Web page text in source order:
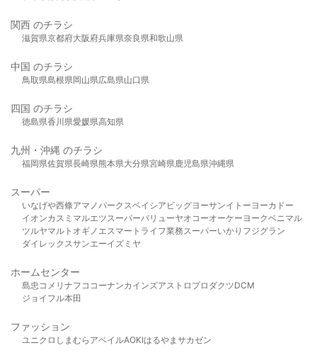
関西 のチラシ
滋賀県京都府大阪府兵庫県奈良県和歌山県
中国 のチラシ
鳥取県島根県岡山県広島県山口県
四国 のチラシ
徳島県香川県愛媛県高知県
九州・沖縄 のチラシ
福岡県佐賀県長崎県熊本県大分県宮崎県鹿児島県沖縄県
スーパー
いなげや西條アマノパークスベイシア ビッグヨーサンイトーヨーカドー
イオンカスミ マルエツスーパーバリューヤオコーオーケー ヨークベニマル
ツルヤマルト オギノ エスマート ライフ業務スーパーいかり フジグラン
ダイレックスサンエーイズミヤ
ホームセンター
島忠 コメリ ナフコ コーナンカインズアストロプロダクツDCM
ジョイフル本田
ファッション
ユニクロ しまむら アベイルAOKIはるやま サカゼン